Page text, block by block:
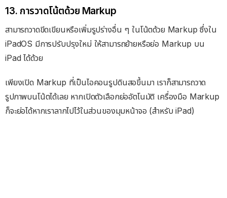
13. การวาดโน้ตด้วย Markup
สามารถวาดขีดเขียนหรือเพิ่มรูปร่างอื่น ๆ ในโน้ตด้วย Markup ซึ่งใน
iPadOS มีการปรับปรุงใหม่ ให้สามารถย้ายหรือย่อ Markup บน
iPad ได้ด้วย
เพียงเปิด Markup ที่เป็นไอคอนรูปดินสอขึ้นมา เราก็สามารถวาด
รูปภาพบนโน้ตได้เลย หากเปิดตัวเลือกย่ออัตโนมัติ เครื่องมือ Markup
ก็จะย่อได้หากเราลากไปไว้ในส่วนของมุมหน้าจอ (สำหรับ iPad)